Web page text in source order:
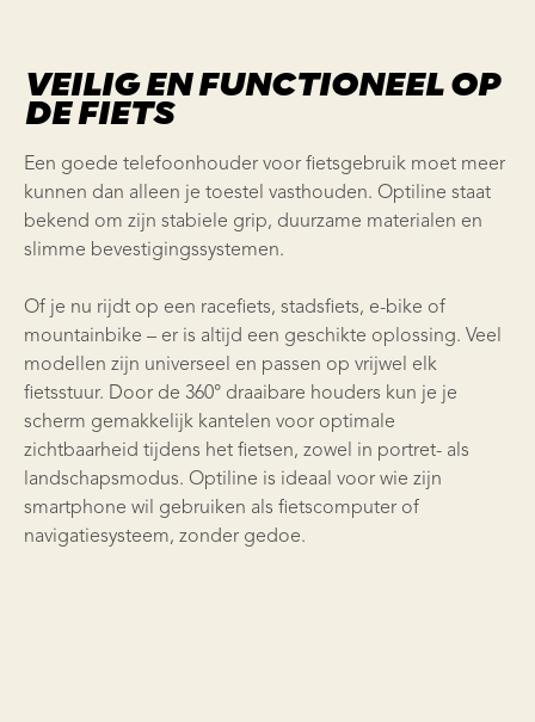
VEILIG EN FUNCTIONEEL OP
DE FIETS
Een goede telefoonhouder voor fietsgebruik moet meer
kunnen dan alleen je toestel vasthouden. Optiline staat
bekend om zijn stabiele grip, duurzame materialen en
slimme bevestigingssystemen.
Of je nu rijdt op een racefiets, stadsfiets, e-bike of
mountainbike – er is altijd een geschikte oplossing. Veel
modellen zijn universeel en passen op vrijwel elk
fietsstuur. Door de 360° draaibare houders kun je je
scherm gemakkelijk kantelen voor optimale
zichtbaarheid tijdens het fietsen, zowel in portret- als
landschapsmodus. Optiline is ideaal voor wie zijn
smartphone wil gebruiken als fietscomputer of
navigatiesysteem, zonder gedoe.